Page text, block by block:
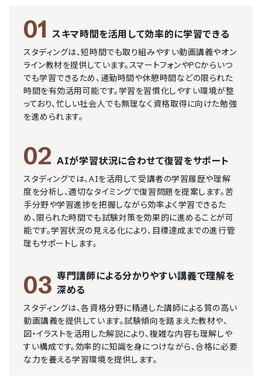
01 スキマ時間を活用して効率的に学習できる
スタディングは、短時間でも取り組みやすい動画講義やオン
ライン教材を提供しています。スマートフォンやPCからいつ
でも学習できるため、通勤時間や休憩時間などの限られた
時間を有効活用可能です。学習を習慣化しやすい環境が整
っており、忙しい社会人でも無理なく資格取得に向けた勉強
を進められます。
02 AIが学習状況に合わせて復習をサポート
スタディングでは、AIを活用して受講者の学習履歴や理解
度を分析し、適切なタイミングで復習問題を提案します。苦
手分野や学習進捗を把握しながら効率よく学習できるた
め、限られた時間でも試験対策を効果的に進めることが可
能です。学習状況の見える化により、目標達成までの進行管
理もサポートします。
03 専門講師による分かりやすい講義で理解を
深める
スタディングは、各資格分野に精通した講師による質の高い
動画講義を提供しています。試験傾向を踏まえた教材や、
図・イラストを活用した解説により、複雑な内容も理解しや
すい構成です。効率的に知識を身につけながら、合格に必要
な力を養える学習環境を提供します。